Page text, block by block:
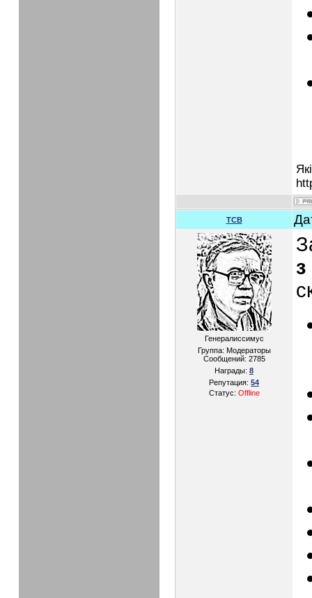
TCB
Генералиссимус
Группа: Модераторы
Сообщений: 2785
Награды: 8
Репутация: 54
Статус: Offline
з